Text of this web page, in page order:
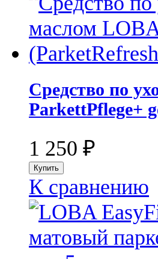
Средство по
ParkettPflege+
1 250 ₽
К сравнению